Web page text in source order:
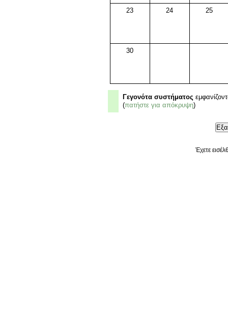
23 24 25
30
Γεγονότα συστήματος
(πατήστε για απόκρυψη)
Έχετε